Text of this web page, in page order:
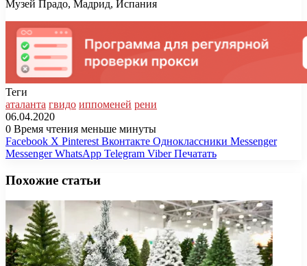
Музей Прадо, Мадрид, Испания
Теги
аталанта гвидо иппоменей рени
06.04.2020
0 Время чтения меньше минуты
Facebook X Pinterest Вконтакте Одноклассники Messenger
Messenger WhatsApp Telegram Viber Печатать
Похожие статьи